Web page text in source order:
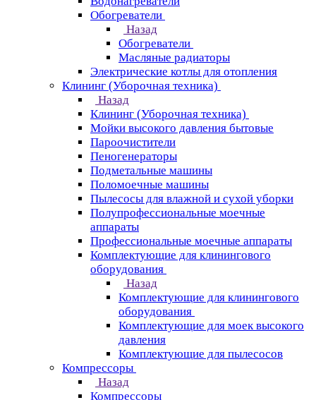
Обогреватели
Назад
Обогреватели
Масляные радиаторы
Электрические котлы для отопления
Клининг (Уборочная техника)
Назад
Клининг (Уборочная техника)
Мойки высокого давления бытовые
Пароочистители
Пеногенераторы
Подметальные машины
Поломоечные машины
Пылесосы для влажной и сухой уборки
Полупрофессиональные моечные
аппараты
Профессиональные моечные аппараты
Комплектующие для клинингового
оборудования
Назад
Комплектующие для клинингового
оборудования
Комплектующие для моек высокого
давления
Комплектующие для пылесосов
Компрессоры
Назад
Компрессоры